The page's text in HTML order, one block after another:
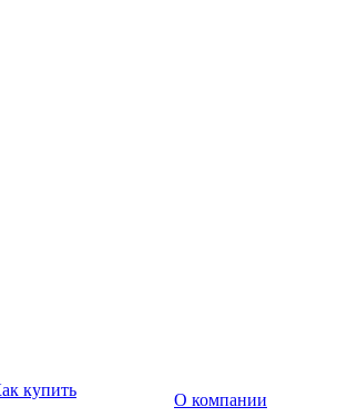
купить
О компании